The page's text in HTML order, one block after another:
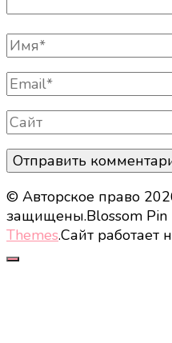
Полное
Имя
Email
Сайт
© Авторское право
защищены.Blossom
Themes.Сайт работает